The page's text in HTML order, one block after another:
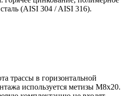
(AISI 304 / AISI 316).
трассы в горизонтальной
используется метизы М8х20.